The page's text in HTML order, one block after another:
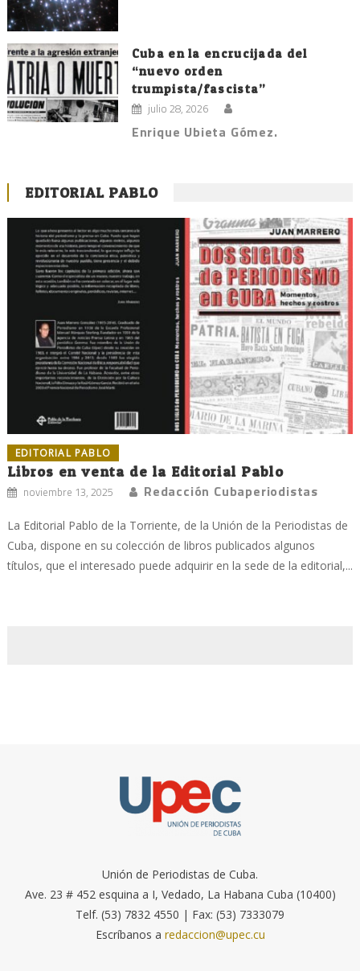
Cuba en la encrucijada del
“nuevo orden
trumpista/fascista”
julio 28, 2026
Enrique Ubieta Gómez.
EDITORIAL PABLO
EDITORIAL PABLO
Libros en venta de la Editorial Pablo
noviembre 13, 2025 Redacción Cubaperiodistas
La Editorial Pablo de la Torriente, de la Unión de la Periodistas de
Cuba, dispone en su colección de libros publicados algunos
títulos, que el interesado puede adquirir en la sede de la editorial,...
Unión de Periodistas de Cuba.
Ave. 23 # 452 esquina a I, Vedado, La Habana Cuba (10400)
Telf. (53) 7832 4550 | Fax: (53) 7333079
Escríbanos a redaccion@upec.cu